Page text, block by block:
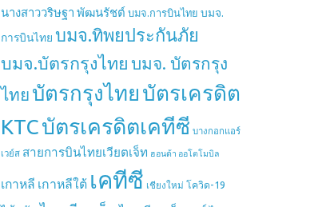
นางสาววริษฐา พัฒนรัชต์ บมจ.การบินไทย บมจ.
การบินไทย บมจ.ทิพยประกันภัย
บมจ.บัตรกรุงไทย บมจ. บัตรกรุง
ไทย บัตรกรุงไทย บัตรเครดิต
KTCบัตรเครดิตเคทีซี บางกอกแอร์
เวย์ส สายการบินไทยเวียตเจ็ท ฮอนด้า ออโตโมบิล
เกาหลี เกาหลีใต้ เคทีซี เชียงใหม่ โควิด-19